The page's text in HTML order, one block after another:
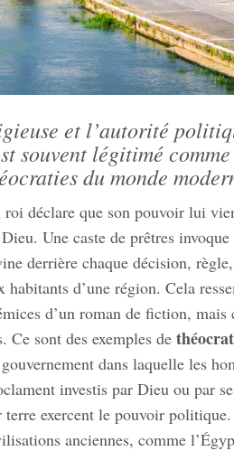
et l’autorité
souvent légitimé
du monde
roi déclare que son pouvoir lui
Une caste de prêtres
derrière chaque décision,
habitants d’une région. Cela
d’un roman de fiction, mais
Ce sont des exemples de
dans laquelle les
investis par Dieu ou par
terre exercent le pouvoir
anciennes, comme